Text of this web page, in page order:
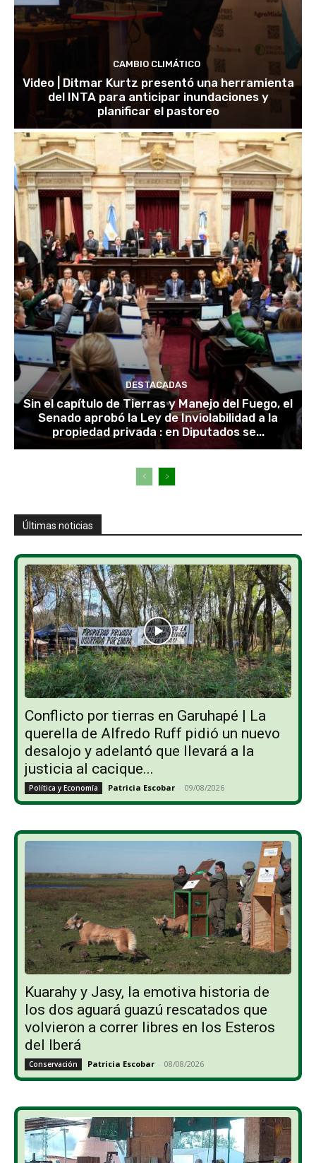
CAMBIO CLIMÁTICO
Video | Ditmar Kurtz presentó una herramienta
del INTA para anticipar inundaciones y
planificar el pastoreo
DESTACADAS
Sin el capítulo de Tierras y Manejo del Fuego, el
Senado aprobó la Ley de Inviolabilidad a la
propiedad privada : en Diputados se...
Últimas noticias
Conflicto por tierras en Garuhapé | La
querella de Alfredo Ruff pidió un nuevo
desalojo y adelantó que llevará a la
justicia al cacique...
Política y Economía Patricia Escobar - 09/08/2026
Kuarahy y Jasy, la emotiva historia de
los dos aguará guazú rescatados que
volvieron a correr libres en los Esteros
del Iberá
Conservación Patricia Escobar - 08/08/2026